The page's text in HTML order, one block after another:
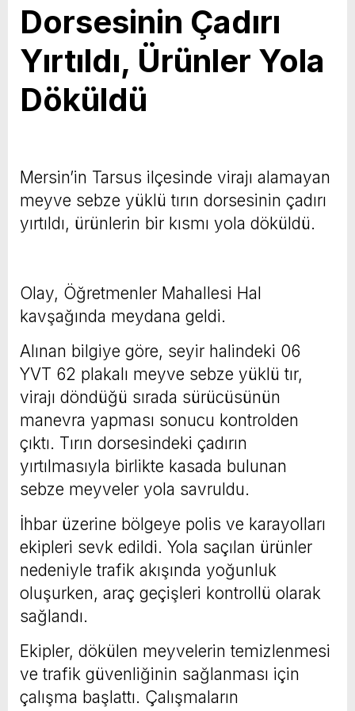
Dorsesinin Çadırı
Yırtıldı, Ürünler Yola
Döküldü
Mersin’in Tarsus ilçesinde virajı alamayan
meyve sebze yüklü tırın dorsesinin çadırı
yırtıldı, ürünlerin bir kısmı yola döküldü.
Olay, Öğretmenler Mahallesi Hal
kavşağında meydana geldi.
Alınan bilgiye göre, seyir halindeki 06
YVT 62 plakalı meyve sebze yüklü tır,
virajı döndüğü sırada sürücüsünün
manevra yapması sonucu kontrolden
çıktı. Tırın dorsesindeki çadırın
yırtılmasıyla birlikte kasada bulunan
sebze meyveler yola savruldu.
İhbar üzerine bölgeye polis ve karayolları
ekipleri sevk edildi. Yola saçılan ürünler
nedeniyle trafik akışında yoğunluk
oluşurken, araç geçişleri kontrollü olarak
sağlandı.
Ekipler, dökülen meyvelerin temizlenmesi
ve trafik güvenliğinin sağlanması için
çalışma başlattı. Çalışmaların